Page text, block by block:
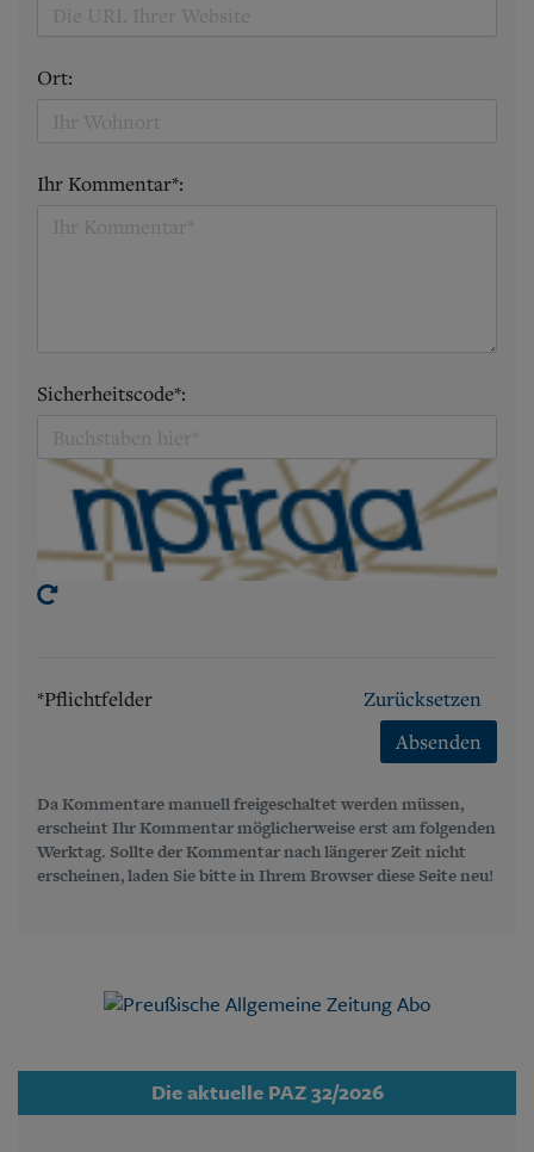
Ort:
Ihr Kommentar*:
Sicherheitscode*:
*Pflichtfelder
Zurücksetzen
Absenden
Da Kommentare manuell freigeschaltet werden müssen,
erscheint Ihr Kommentar möglicherweise erst am folgenden
Werktag. Sollte der Kommentar nach längerer Zeit nicht
erscheinen, laden Sie bitte in Ihrem Browser diese Seite neu!
Die aktuelle PAZ 32/2026